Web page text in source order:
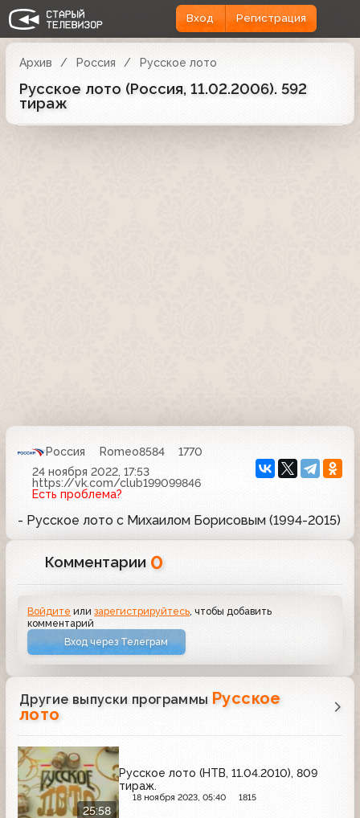
Вход Регистрация
Архив Россия Русское лото
Русское лото (Россия, 11.02.2006). 592
тираж
Россия Romeo8584
1770
24 ноября 2022, 17:53
https://vk.com/club199099846
Есть проблема?
- Русское лото с Михаилом Борисовым (1994-2015)
Комментарии 0
Войдите илизарегистрируйтесь , чтобы добавить
комментарий
Вход через Телеграм
Другие выпуски программы Русское
лото
25:58
Русское лото (НТВ, 11.04.2010), 809
тираж.
18 ноября 2023, 05:40 1815